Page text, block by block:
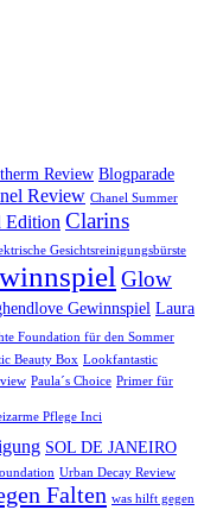
Review Blogparade
Review Chanel Summer
Edition Clarins
Gesichtsreinigungsbürste
Glow
Gewinnspiel Laura
Foundation für den Sommer
Beauty Box Lookfantastic
Paula´s Choice Primer für
Pflege Inci
SOL DE JANEIRO
Urban Decay Review
Falten was hilft gegen